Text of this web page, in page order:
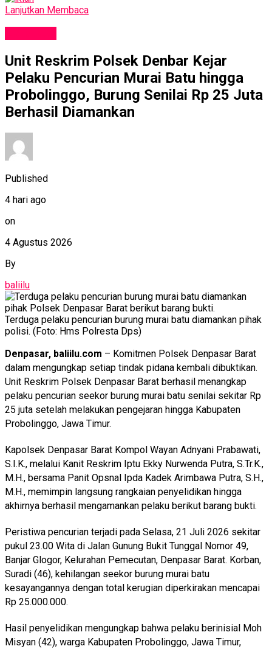
Lanjutkan Membaca
Unit Reskrim Polsek Denbar Kejar
Pelaku Pencurian Murai Batu hingga
Probolinggo, Burung Senilai Rp 25 Juta
Berhasil Diamankan
Published
4 hari ago
on
4 Agustus 2026
By
baliilu
Terduga pelaku pencurian burung murai batu diamankan pihak
polisi. (Foto: Hms Polresta Dps)
Denpasar, baliilu.com – Komitmen Polsek Denpasar Barat
dalam mengungkap setiap tindak pidana kembali dibuktikan.
Unit Reskrim Polsek Denpasar Barat berhasil menangkap
pelaku pencurian seekor burung murai batu senilai sekitar Rp
25 juta setelah melakukan pengejaran hingga Kabupaten
Probolinggo, Jawa Timur.
Kapolsek Denpasar Barat Kompol Wayan Adnyani Prabawati,
S.I.K., melalui Kanit Reskrim Iptu Ekky Nurwenda Putra, S.Tr.K.,
M.H., bersama Panit Opsnal Ipda Kadek Arimbawa Putra, S.H.,
M.H., memimpin langsung rangkaian penyelidikan hingga
akhirnya berhasil mengamankan pelaku berikut barang bukti.
Peristiwa pencurian terjadi pada Selasa, 21 Juli 2026 sekitar
pukul 23.00 Wita di Jalan Gunung Bukit Tunggal Nomor 49,
Banjar Glogor, Kelurahan Pemecutan, Denpasar Barat. Korban,
Suradi (46), kehilangan seekor burung murai batu
kesayangannya dengan total kerugian diperkirakan mencapai
Rp 25.000.000.
Hasil penyelidikan mengungkap bahwa pelaku berinisial Moh
Misyan (42), warga Kabupaten Probolinggo, Jawa Timur,